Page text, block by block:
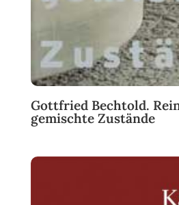
Gottfried Bechtold.
gemischte Zustände